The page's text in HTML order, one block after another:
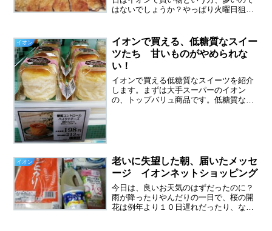
はないでしょうか？やっぱり火曜日狙い
てのものが売り切れていることもありま
す。時々やっている９８円...
イオン
イオンで買える、低糖質なスイー
ツたち 甘いものがやめられな
い！
イオンで買える低糖質なスイーツを紹介
します。まずは大手スーパーのイオン
の、トップバリュ商品です。低糖質なの
イオン
老いに失望した朝、届いたメッセ
ージ イオンネットショッピング
今日は、良いお天気のはずだったのに？
雨が降ったりやんだりの一日で、桜の開
花は例年より１０日遅れだったり、なん